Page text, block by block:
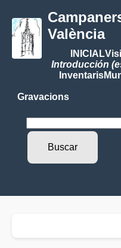
València
INICIAL
Introducción
Inventaris
Gravacions